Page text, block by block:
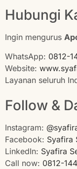
Hubungi
Ingin mengurus
WhatsApp: 0812-
Website:
Layanan seluruh
Follow &
Instagram:
Facebook: Syafira
LinkedIn: Syafira
Call now: 0812-